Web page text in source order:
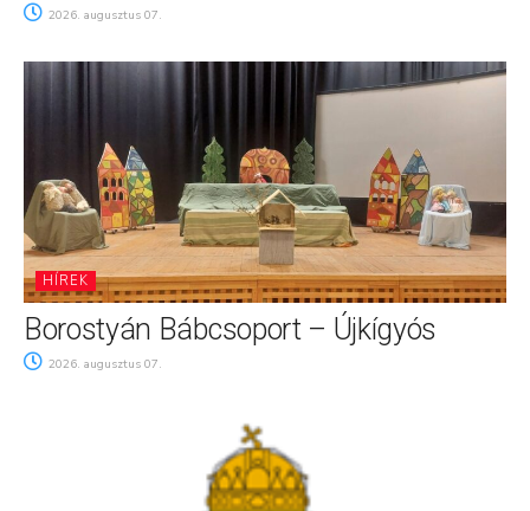
2026. augusztus 07.
HÍREK
Borostyán Bábcsoport – Újkígyós
2026. augusztus 07.